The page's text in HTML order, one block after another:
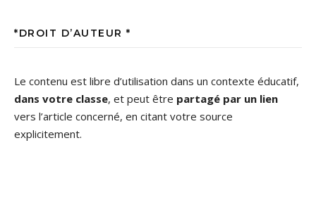
*DROIT D’AUTEUR *
Le contenu est libre d’utilisation dans un contexte éducatif,
dans votre classe, et peut être partagé par un lien
vers l’article concerné, en citant votre source
explicitement.